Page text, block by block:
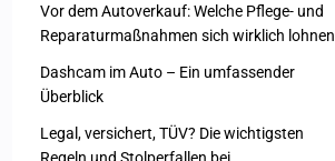
Vor dem Autoverkauf: Welche Pflege- und
Reparaturmaßnahmen sich wirklich lohnen
Dashcam im Auto – Ein umfassender
Überblick
Legal, versichert, TÜV? Die wichtigsten